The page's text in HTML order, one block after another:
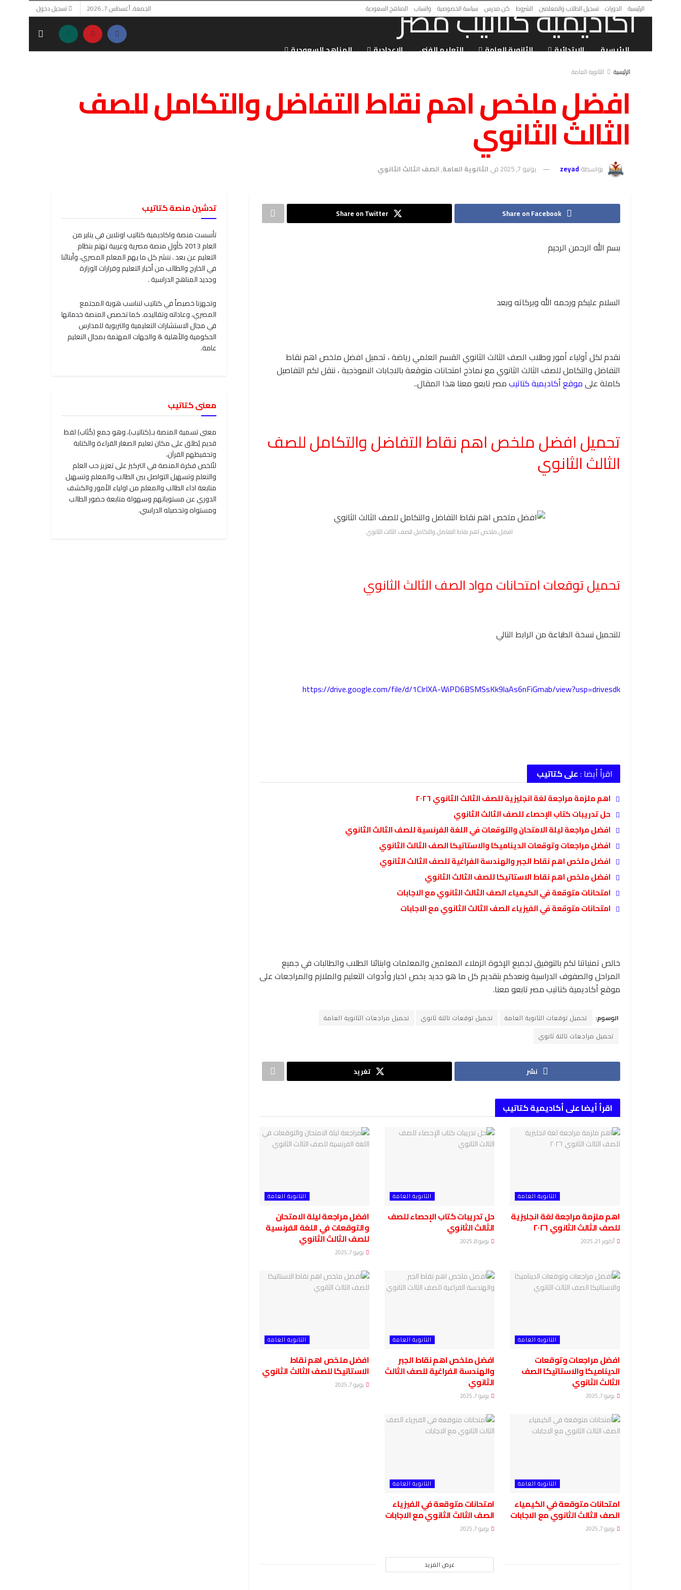
الرئيسية الدورات تسجيل الطلاب والمعلمين الشروط كن مدرس سياسة الخصوصية واتساب المناهج السعودية الجمعة, أغسطس 7, 2026 تسجيل دخول
الرئيسية الابتدائية الثانوية العامة التعليم الفني الاعدادية المناهج السعودية
الرئيسية الثانوية العامة
افضل ملخص اهم نقاط التفاضل والتكامل للصف
الثالث الثانوي
بواسطة zeyad يونيو 7, 2025 في الثانوية العامة,الصف الثالث الثانوي
Share on Facebook
Share on Twitter
بسم الله الرحمن الرحيم
السلام عليكم ورحمه الله وبركاته وبعد
نقدم لكل أولياء أمور وطلاب الصف الثالث الثانوي القسم العلمي رياضة ، تحميل افضل ملخص اهم نقاط
التفاضل والتكامل للصف الثالث الثانوي مع نماذج امتحانات متوقعة بالاجابات النموذجية ، ننقل لكم التفاصيل
كاملة علىموقع أكاديمية كتاتيبمصر تابعو معنا هذا المقال..
تحميل افضل ملخص اهم نقاط التفاضل والتكامل للصف
الثالث الثانوي
افضل ملخص اهم نقاط التفاضل والتكامل للصف الثالث الثانوي
تحميل توقعات امتحانات مواد الصف الثالث الثانوي
للتحميل نسخة الطباعة من الرابط التالي
https://drive.google.com/file/d/1CIrIXA-WiPD6BSMSsKk9laAs6nFiGmab/view?usp=drivesdk
اقرأ أيضا :على كتاتيب
اهم ملزمة مراجعة لغة انجليزية للصف الثالث الثانوي ٢٠٢٦
حل تدريبات كتاب الإحصاء للصف الثالث الثانوي
افضل مراجعة ليلة الامتحان والتوقعات في اللغة الفرنسية للصف الثالث الثانوي
افضل مراجعات وتوقعات الديناميكا والاستاتيكا الصف الثالث الثانوي
افضل ملخص اهم نقاط الجبر والهندسة الفراغية للصف الثالث الثانوي
افضل ملخص اهم نقاط الاستاتيكا للصف الثالث الثانوي
امتحانات متوقعة في الكيمياء الصف الثالث الثانوي مع الاجابات
امتحانات متوقعة في الفيزياء الصف الثالث الثانوي مع الاجابات
خالص تمنياتنا لكم بالتوفيق لجميع الإخوة الزملاء المعلمين والمعلمات وابنائنا الطلاب والطالبات في جميع
المراحل والصفوف الدراسية ونعدكم بتقديم كل ما هو جديد يخص اخبار وأدوات التعليم والملازم والمراجعات على
موقع أكاديمية كتاتيب مصر تابعو معنا.
الوسوم: تحميل توقعات الثانوية العامة تحميل توقعات تالتة ثانوي
تحميل مراجعات الثانوية العامة
تحميل مراجعات تالتة ثانوي
نشر تغريد
اقرأ أيضا على أكاديمية كتاتيب
الثانوية العامة
اهم ملزمة مراجعة لغة انجليزية
للصف الثالث الثانوي ٢٠٢٦
أكتوبر 21, 2025
الثانوية العامة
حل تدريبات كتاب الإحصاء للصف
الثالث الثانوي
يونيو 8, 2025
الثانوية العامة
افضل مراجعة ليلة الامتحان
والتوقعات في اللغة الفرنسية
للصف الثالث الثانوي
يونيو 7, 2025
الثانوية العامة
افضل مراجعات وتوقعات
الديناميكا والاستاتيكا الصف
الثالث الثانوي
يونيو 7, 2025
الثانوية العامة
افضل ملخص اهم نقاط الجبر
والهندسة الفراغية للصف الثالث
الثانوي
يونيو 7, 2025
الثانوية العامة
افضل ملخص اهم نقاط
الاستاتيكا للصف الثالث الثانوي
يونيو 7, 2025
الثانوية العامة
امتحانات متوقعة في الكيمياء
الصف الثالث الثانوي مع الاجابات
يونيو 7, 2025
الثانوية العامة
امتحانات متوقعة في الفيزياء
الصف الثالث الثانوي مع الاجابات
يونيو 7, 2025
عرض المزيد
تدشين منصة كتاتيب
تأسست منصة واكاديمية كتاتيب اونلاين في يناير من
العام 2013 كأول منصة مصرية وعربية تهتم بنظام
التعليم عن بعد . ننشر كل ما يهم المعلم المصري، وأبنائنا
في الخارج والطالب من أخبار التعليم وقرارات الوزارة
وجديد المناهج الدراسية .
وتجهزنا خصيصاً في كتاتيب لنناسب هوية المجتمع
المصري، وعاداته وتقاليده. كما تخصص المنصة خدماتها
في مجال الاستشارات التعليمية والتربوية للمدارس
الحكومية والأهلية & والجهات المهتمة بمجال التعليم
عامة.
معنى كتاتيب
معنى تسمية المنصة بـ(كتاتيب)، وهو جمع (كُتَاب) لفظ
قديم يُطلق على مكان تعليم الصغار القراءة والكتابة
وتحفيظهم القرآن،
لتُلخص فكرة المنصة في التركيز على تعزيز حب العلم
والتعلم وتسهيل التواصل بين الطالب والمعلم وتسهيل
متابعة اداء الطالب والمعلم من اولياء الأمور والكشف
الدوري عن مستوياتهم وسهولة متابعة حضور الطالب
ومستواه وتحصيله الدراسي.